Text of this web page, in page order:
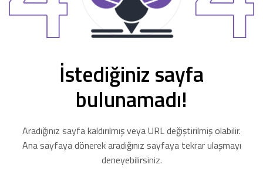
İstediğiniz sayfa
bulunamadı!
Aradığınız sayfa kaldırılmış veya URL değiştirilmiş olabilir.
Ana sayfaya dönerek aradığınız sayfaya tekrar ulaşmayı
deneyebilirsiniz.